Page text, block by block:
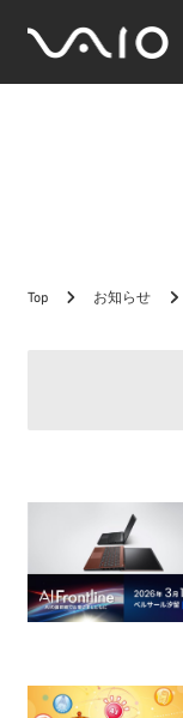
公
Top お知らせ